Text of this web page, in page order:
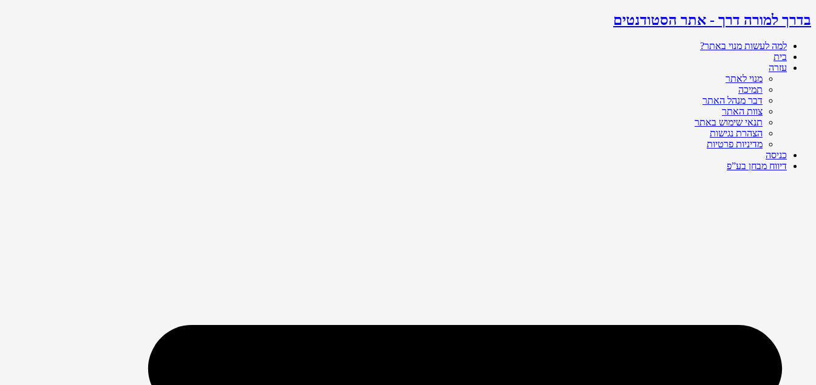
דלג
לתוכן
בדרך למורה דרך - אתר הסטודנטים
למה לעשות מנוי באתר?
בית
עזרה
מנוי לאתר
תמיכה
דבר מנהל האתר
צוות האתר
תנאי שימוש באתר
הצהרת נגישות
מדיניות פרטיות
כניסה
דיווח מבחן בע”פ